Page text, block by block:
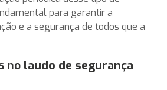
para garantir a
e a segurança de todos que a
no laudo de segurança